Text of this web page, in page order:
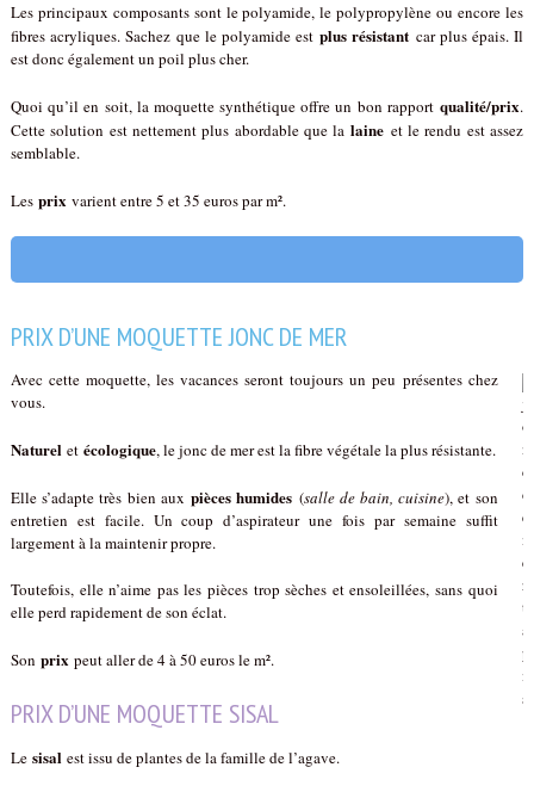
Les principaux composants sont le polyamide, le polypropylène ou encore les
fibres acryliques. Sachez que le polyamide estplus résistant car plus épais. Il
est donc également un poil plus cher.
Quoi qu’il en soit, la moquette synthétique offre un bon rapport qualité/prix.
Cette solution est nettement plus abordable que lalaine et le rendu est assez
semblable.
Les prix varient entre 5 et 35 euros par m².
PRIX D’UNE MOQUETTE JONC DE MER
Avec cette moquette, les vacances seront toujours un peu présentes chez
vous.
Naturel et écologique, le jonc de mer est la fibre végétale la plus résistante.
Elle s’adapte très bien auxpièces humides (salle de bain, cuisine), et son
entretien est facile. Un coup d’aspirateur une fois par semaine suffit
largement à la maintenir propre.
Toutefois, elle n’aime pas les pièces trop sèches et ensoleillées, sans quoi
elle perd rapidement de son éclat.
Son prix peut aller de 4 à 50 euros le m².
PRIX D’UNE MOQUETTE SISAL
Le sisal est issu de plantes de la famille de l’agave.